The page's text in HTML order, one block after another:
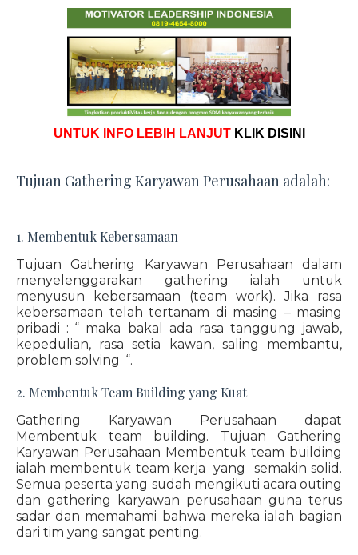
UNTUK INFO LEBIH LANJUT KLIK DISINI
Tujuan Gathering Karyawan Perusahaan adalah:
1. Membentuk Kebersamaan
Tujuan Gathering Karyawan Perusahaan dalam
menyelenggarakan gathering ialah untuk
menyusun kebersamaan (team work). Jika rasa
kebersamaan telah tertanam di masing – masing
pribadi : “ maka bakal ada rasa tanggung jawab,
kepedulian, rasa setia kawan, saling membantu,
problem solving “.
2. Membentuk Team Building yang Kuat
Gathering Karyawan Perusahaan dapat
Membentuk team building. Tujuan Gathering
Karyawan Perusahaan Membentuk team building
ialah membentuk team kerja yang semakin solid.
Semua peserta yang sudah mengikuti acara outing
dan gathering karyawan perusahaan guna terus
sadar dan memahami bahwa mereka ialah bagian
dari tim yang sangat penting.